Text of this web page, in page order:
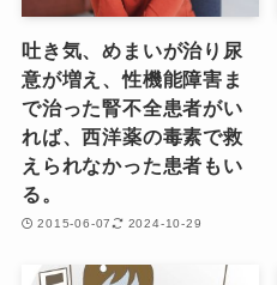
吐き気、めまいが治り尿
意が増え、性機能障害ま
で治った腎不全患者がい
れば、西洋薬の毒素で救
えられなかった患者もい
る。
2015-06-07 2024-10-29